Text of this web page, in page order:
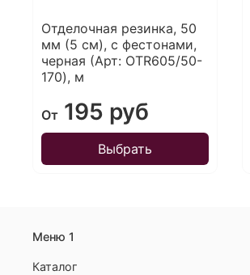
Отделочная резинка, 50
мм (5 см), с фестонами,
черная (Арт: OTR605/50-
170), м
От 195 руб
Выбрать
Меню 1
Каталог